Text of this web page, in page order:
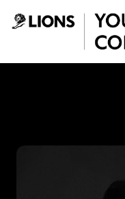
Saltar al contenido principal